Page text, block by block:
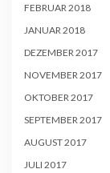
FEBRUAR 2018
JANUAR 2018
DEZEMBER 2017
NOVEMBER 2017
OKTOBER 2017
SEPTEMBER 2017
AUGUST 2017
JULI 2017